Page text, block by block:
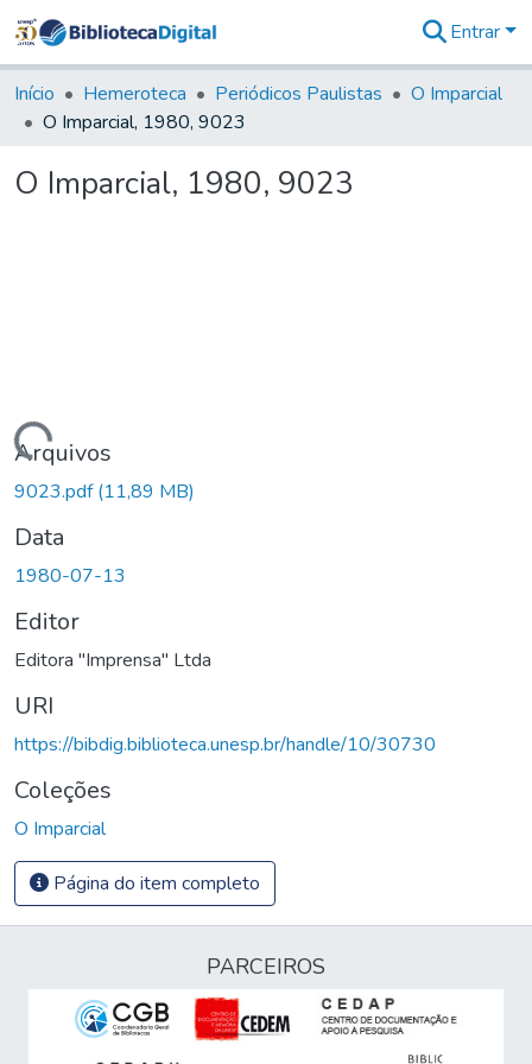
&
Coleções
Tudo na
Digital
Entrar
Início Hemeroteca Periódicos Paulistas
O Imparcial
O Imparcial, 1980, 9023
O Imparcial, 1980, 9023
Carregando...
Arquivos
9023.pdf(11,89 MB)
Data
1980-07-13
Editor
Editora "Imprensa" Ltda
URI
https://bibdig.biblioteca.unesp.br/handle/10/30730
Coleções
O Imparcial
Página do item completo
PARCEIROS